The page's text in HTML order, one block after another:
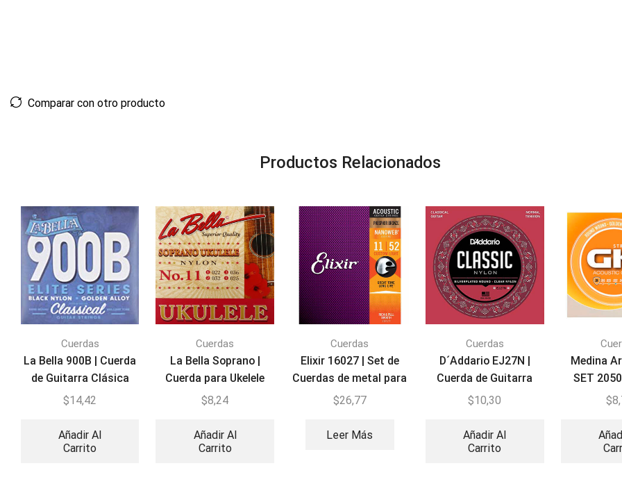
Comparar con otro producto
Productos Relacionados
Cuerdas
La Bella 900B | Cuerda
de Guitarra Clásica
Nylon Negro
$14,42
Añadir Al
Carrito
Cuerdas
La Bella Soprano |
Cuerda para Ukelele
nº11 Nylon
$8,24
Añadir Al
Carrito
Cuerdas
Elixir 16027 | Set de
Cuerdas de metal para
Guitarra
$26,77
Leer Más
Cuerdas
D´Addario EJ27N |
Cuerda de Guitarra
Clásica Nylon
$10,30
Añadir Al
Carrito
Medina
SET
para
$